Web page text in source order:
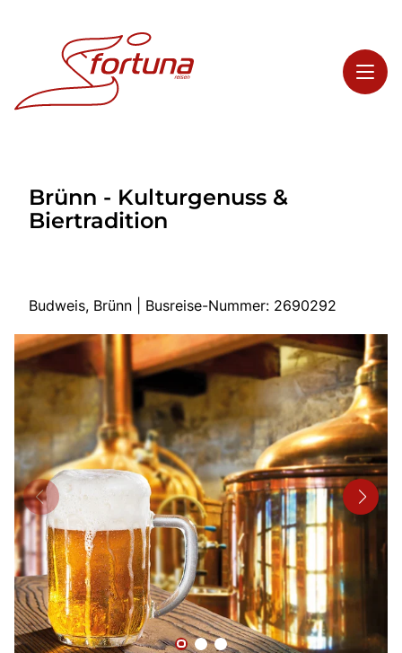
Highlights
Service
Start
Busreisen
Bus mieten
Reisebüro
Newsletter
Kontakt
Brünn - Kulturgenuss &
Biertradition
Budweis, Brünn | Busreise-Nummer: 2690292